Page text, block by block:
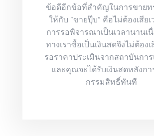
ข้อดีอีกข้อที่สำคัญในการขาย
ให้กับ “ขายปุ๊บ” คือไม่ต้องเสีย
การรอพิจารณาเป็นเวลานานเ
ทางเราซื้อเป็นเงินสดจึงไม่ต้องเ
รอราคาประเมินจากสถาบันการ
และคุณจะได้รับเงินสดหลังก
กรรมสิทธิ์ทันที